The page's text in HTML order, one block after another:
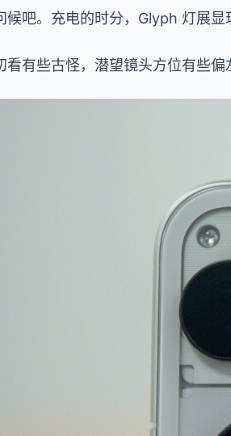
吧。充电的时分，Glyph 灯展显
有些古怪，潜望镜头方位有些